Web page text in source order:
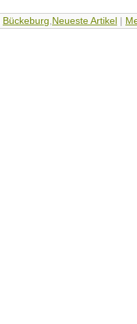
Bückeburg, Neueste Artikel